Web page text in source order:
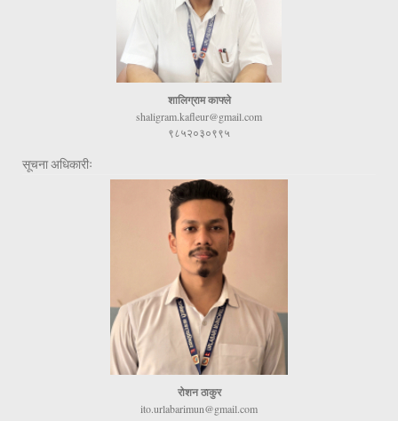
शालिग्राम काफ्ले
shaligram.kafleur@gmail.com
९८५२०३०९९५
सूचना अधिकारीः
रोशन ठाकुर
ito.urlabarimun@gmail.com